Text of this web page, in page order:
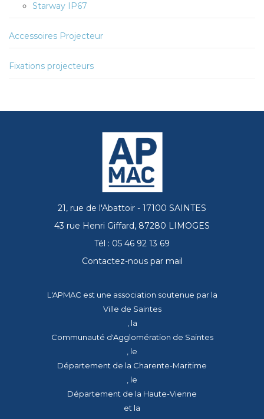
Starway IP67
Accessoires Projecteur
Fixations projecteurs
21, rue de l'Abattoir - 17100 SAINTES
43 rue Henri Giffard, 87280 LIMOGES
Tél : 05 46 92 13 69
Contactez-nous par mail
L'APMAC est une association soutenue par la
Ville de Saintes
, la
Communauté d'Agglomération de Saintes
, le
Département de la Charente-Maritime
, le
Département de la Haute-Vienne
et la